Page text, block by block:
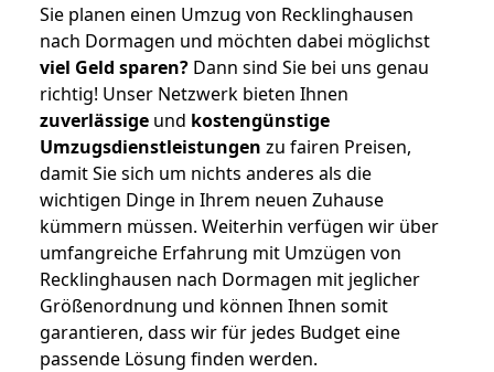
Sie planen einen Umzug von Recklinghausen
nach Dormagen und möchten dabei möglichst
viel Geld sparen? Dann sind Sie bei uns genau
richtig! Unser Netzwerk bieten Ihnen
zuverlässige und kostengünstige
Umzugsdienstleistungen zu fairen Preisen,
damit Sie sich um nichts anderes als die
wichtigen Dinge in Ihrem neuen Zuhause
kümmern müssen. Weiterhin verfügen wir über
umfangreiche Erfahrung mit Umzügen von
Recklinghausen nach Dormagen mit jeglicher
Größenordnung und können Ihnen somit
garantieren, dass wir für jedes Budget eine
passende Lösung finden werden.